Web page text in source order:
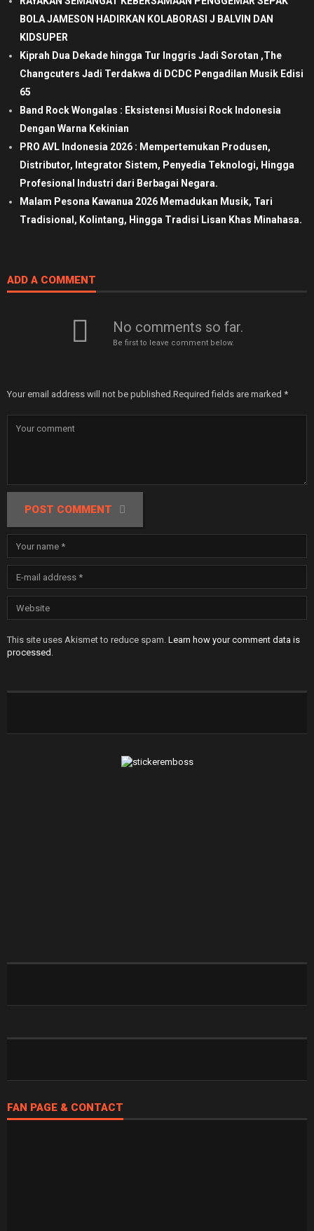
BOLA JAMESON HADIRKAN KOLABORASI J BALVIN DAN
KIDSUPER
Kiprah Dua Dekade hingga Tur Inggris Jadi Sorotan ,The
Changcuters Jadi Terdakwa di DCDC Pengadilan Musik Edisi
65
Band Rock Wongalas : Eksistensi Musisi Rock Indonesia
Dengan Warna Kekinian
PRO AVL Indonesia 2026 : Mempertemukan Produsen,
Distributor, Integrator Sistem, Penyedia Teknologi, Hingga
Profesional Industri dari Berbagai Negara.
Malam Pesona Kawanua 2026 Memadukan Musik, Tari
Tradisional, Kolintang, Hingga Tradisi Lisan Khas Minahasa.
ADD A COMMENT
No comments so far.
Be first to leave comment below.
Your email address will not be published.Required fields are marked *
POST COMMENT
This site uses Akismet to reduce spam. Learn how your comment data is
processed .
FAN PAGE & CONTACT